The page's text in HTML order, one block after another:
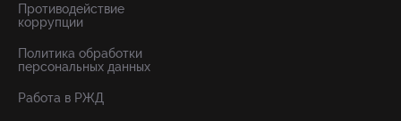
Противодействие
коррупции
Политика обработки
персональных данных
Работа в РЖД